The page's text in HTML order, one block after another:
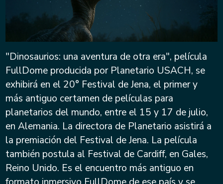
"Dinosaurios: una aventura de otra era", película
FullDome producida por Planetario USACH, se
exhibirá en el 20° Festival de Jena, el primer y
más antiguo certamen de películas para
planetarios del mundo, entre el 15 y 17 de julio,
en Alemania. La directora de Planetario asistirá a
la premiación del Festival de Jena. La película
también postula al Festival de Cardiff, en Gales,
Reino Unido. Es el encuentro más antiguo en